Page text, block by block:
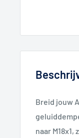
Breid jouw
naar